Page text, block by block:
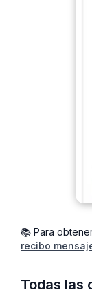
📚 Para
recibo
Todas las